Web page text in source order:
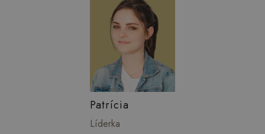
Patrícia
Líderka